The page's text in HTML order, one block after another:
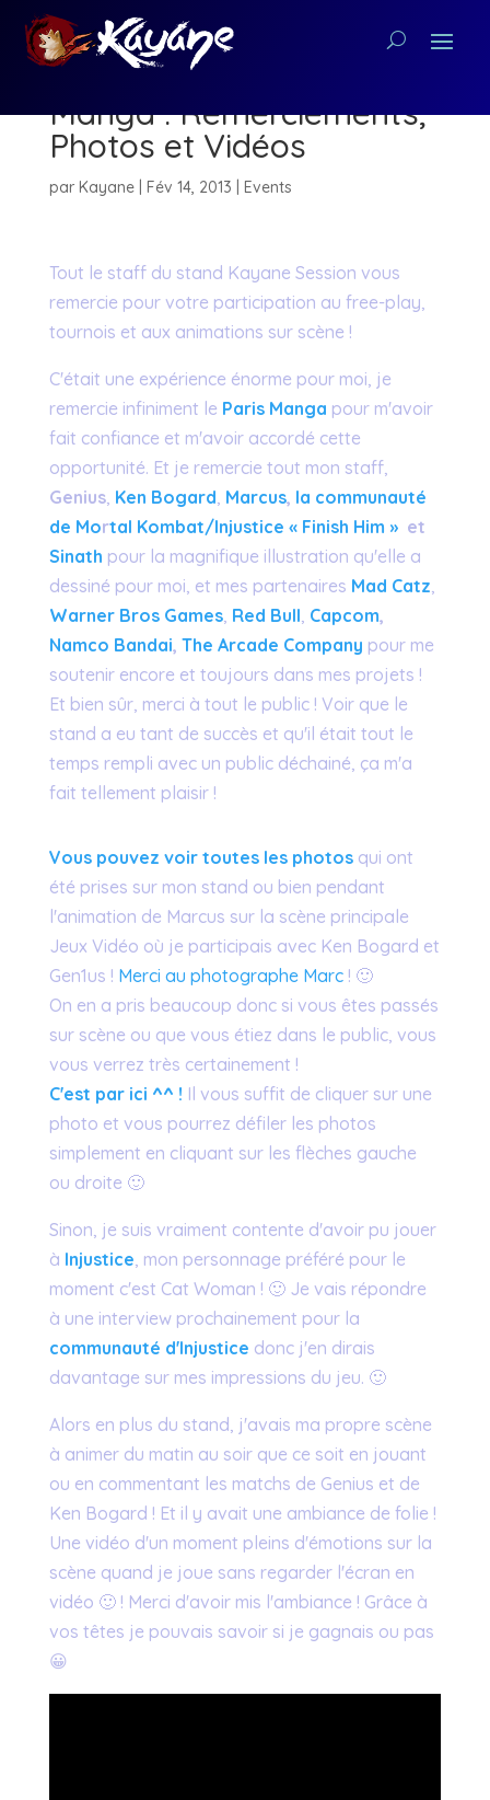
Compte-rendu du Paris
Manga : Remerciements,
Photos et Vidéos
par Kayane| Fév 14, 2013 Events
Tout le staff du stand Kayane Session vous
remercie pour votre participation au free-play,
tournois et aux animations sur scène !
C'était une expérience énorme pour moi, je
remercie infiniment le Paris Manga pour m'avoir
fait confiance et m'avoir accordé cette
opportunité. Et je remercie tout mon staff,
Genius, Ken Bogard, Marcus, la communauté
de Mortal Kombat/Injustice « Finish Him »et
Sinath pour la magnifique illustration qu'elle a
dessiné pour moi, et mes partenaires Mad Catz,
Warner Bros Games, Red Bull, Capcom,
Namco Bandai, The Arcade Company pour me
soutenir encore et toujours dans mes projets !
Et bien sûr, merci à tout le public ! Voir que le
stand a eu tant de succès et qu'il était tout le
temps rempli avec un public déchainé, ça m'a
fait tellement plaisir !
Vous pouvez voir toutes les photos qui ont
été prises sur mon stand ou bien pendant
l'animation de Marcus sur la scène principale
Jeux Vidéo où je participais avec Ken Bogard et
Gen1us ! Merci au photographe Marc! 🙂
On en a pris beaucoup donc si vous êtes passés
sur scène ou que vous étiez dans le public, vous
vous verrez très certainement !
C'est par ici ^^ ! Il vous suffit de cliquer sur une
photo et vous pourrez défiler les photos
simplement en cliquant sur les flèches gauche
ou droite 🙂
Sinon, je suis vraiment contente d'avoir pu jouer
à Injustice, mon personnage préféré pour le
moment c'est Cat Woman ! 🙂 Je vais répondre
à une interview prochainement pour la
communauté d'Injustice donc j'en dirais
davantage sur mes impressions du jeu. 🙂
Alors en plus du stand, j'avais ma propre scène
à animer du matin au soir que ce soit en jouant
ou en commentant les matchs de Genius et de
Ken Bogard ! Et il y avait une ambiance de folie !
Une vidéo d'un moment pleins d'émotions sur la
scène quand je joue sans regarder l'écran en
vidéo 🙂 ! Merci d'avoir mis l'ambiance ! Grâce à
vos têtes je pouvais savoir si je gagnais ou pas
😀